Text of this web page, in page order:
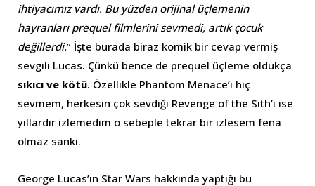
ihtiyacımız vardı. Bu yüzden orijinal üçlemenin
hayranları prequel filmlerini sevmedi, artık çocuk
değillerdi.” İşte burada biraz komik bir cevap vermiş
sevgili Lucas. Çünkü bence de prequel üçleme oldukça
sıkıcı ve kötü. Özellikle Phantom Menace’i hiç
sevmem, herkesin çok sevdiği Revenge of the Sith’i ise
yıllardır izlemedim o sebeple tekrar bir izlesem fena
olmaz sanki.
George Lucas’ın Star Wars hakkında yaptığı bu